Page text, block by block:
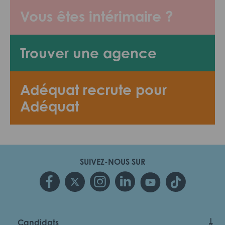
Vous êtes intérimaire ?
Trouver une agence
Adéquat recrute pour
Adéquat
SUIVEZ-NOUS SUR
Candidats